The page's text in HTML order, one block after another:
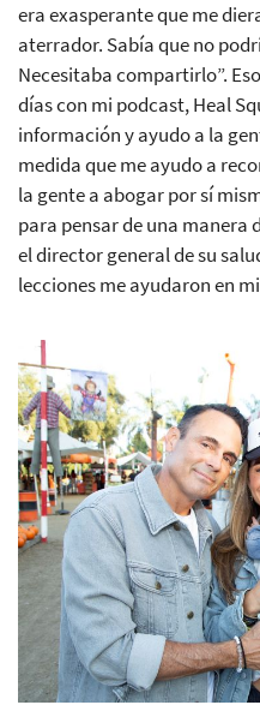
era exasperante que me
aterrador. Sabía que no
Necesitaba compartirlo”.
días con mi podcast, Heal
información y ayudo a la
medida que me ayudo a
la gente a abogar por sí
para pensar de una manera
el director general de su
lecciones me ayudaron en